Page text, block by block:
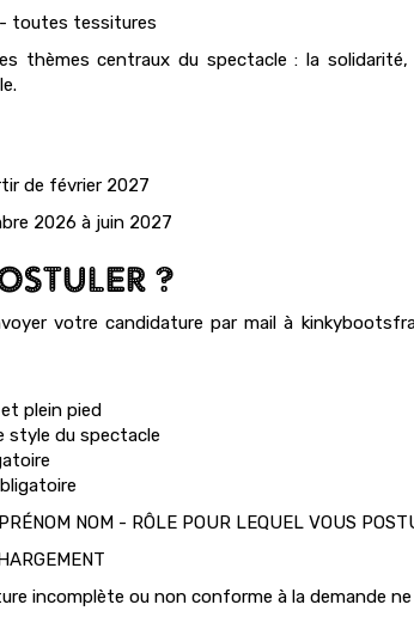
toutes tessitures
thèmes centraux du spectacle : la
de février 2027
2026 à juin 2027
?
votre candidature par mail à
plein pied
style du spectacle
NOM - RÔLE POUR LEQUEL VOUS
incomplète ou non conforme à la demande ne